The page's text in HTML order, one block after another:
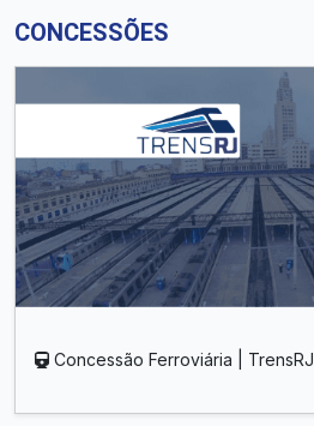
CONCESSÕES
Concessão Ferroviária | TrensRJ